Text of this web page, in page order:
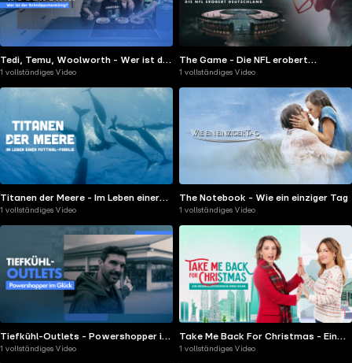
Tedi, Temu, Woolworth - Wer ist der
Schnäppchenkönig?
1 vollständiges Video
The Game - Die NFL erobert
Deutschland
1 vollständiges Video
Titanen der Meere - Im Leben einer
Pottwal-Familie
1 vollständiges Video
The Notebook - Wie ein einziger Tag
1 vollständiges Video
Tiefkühl-Outlets - Powershopper im
Glück
1 vollständiges Video
Take Me Back For Christmas - Ein
Weihnachtswunsch wird wahr
1 vollständiges Video